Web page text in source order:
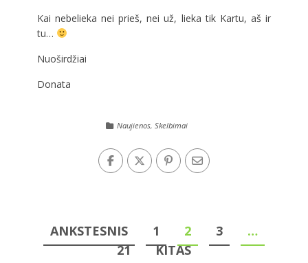
Kai nebelieka nei prieš, nei už, lieka tik Kartu, aš ir
tu…
Nuoširdžiai
Donata
Naujienos, Skelbimai
Įrašų
puslapiavimas
ANKSTESNIS 1 2 3
…
21
KITAS